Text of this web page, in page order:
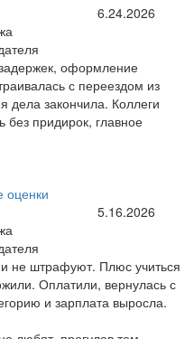
6.24.2026
оформление
с переездом из
дела закончила. Коллеги
без придирок, главное
оценки
5.16.2026
не штрафуют. Плюс учиться
Оплатили, вернулась с
и зарплата выросла.